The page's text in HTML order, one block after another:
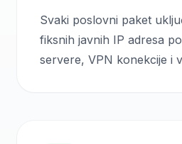
Svaki poslovni paket
fiksnih javnih IP adresa
servere, VPN konekcije i